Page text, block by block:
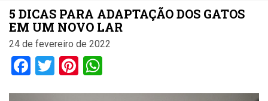
5 DICAS PARA ADAPTAÇÃO DOS GATOS
EM UM NOVO LAR
24 de fevereiro de 2022
Facebook
TwitterPinterest